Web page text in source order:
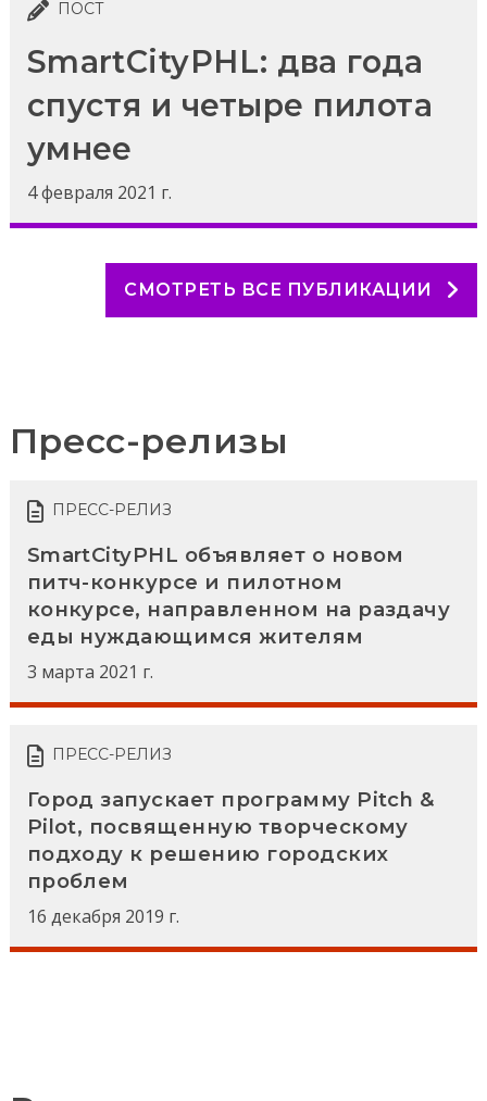
ПОСТ
SmartCityPHL: два года
спустя и четыре пилота
умнее
4 февраля 2021 г.
СМОТРЕТЬ ВСЕ ПУБЛИКАЦИИ
Пресс-релизы
ПРЕСС-РЕЛИЗ
SmartCityPHL объявляет о новом
питч-конкурсе и пилотном
конкурсе, направленном на раздачу
еды нуждающимся жителям
3 марта 2021 г.
ПРЕСС-РЕЛИЗ
Город запускает программу Pitch &
Pilot, посвященную творческому
подходу к решению городских
проблем
16 декабря 2019 г.